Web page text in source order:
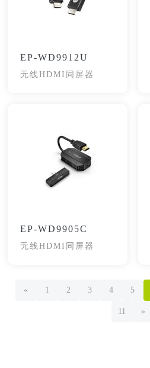
EP-WD9912U
无线HDMI同屏器
EP-WD9905C
无线HDMI同屏器
« 1 2 3 4 5
11 »